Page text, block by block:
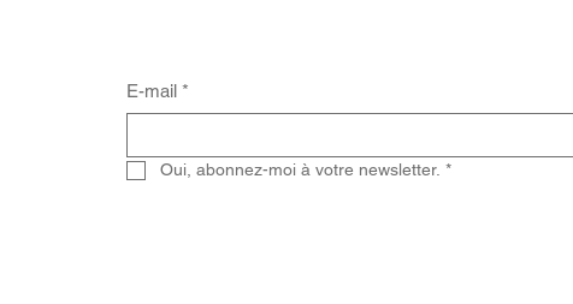
E-mail *
Oui, abonnez-moi à votre newsletter. *